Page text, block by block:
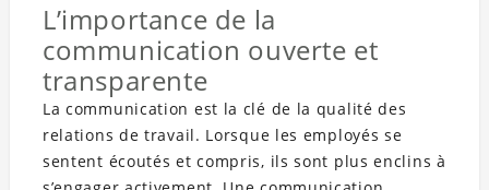
L’importance de la
communication ouverte et
transparente
La communication est la clé de la qualité des
relations de travail. Lorsque les employés se
sentent écoutés et compris, ils sont plus enclins à